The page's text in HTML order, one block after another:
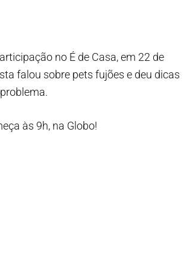
no É de Casa, em 22 de
falou sobre pets fujões e deu dicas
às 9h, na Globo!